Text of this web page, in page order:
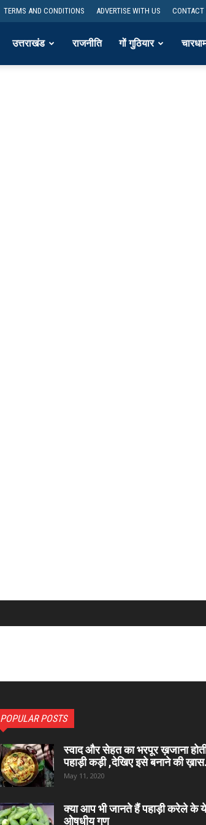
TERMS AND CONDITIONS ADVERTISE WITH US CONTACT
उत्तराखंड राजनीति गों गुठियार
POPULAR POSTS
स्वाद और सेहत का भरपूर ख़जाना
पहाड़ी कड़ी ,देखिए इसे बनाने की
May 11, 2020
क्या आप भी जानते हैं पहाड़ी करेले के ये
ओषधीय गुण